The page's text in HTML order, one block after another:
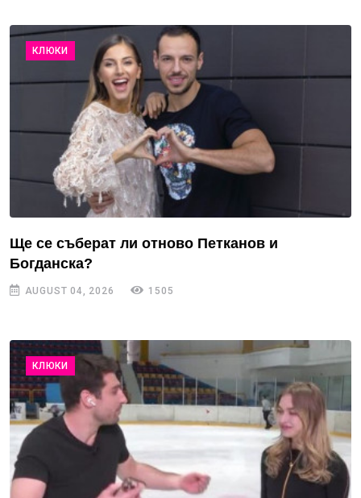
КЛЮКИ
Ще се съберат ли отново Петканов и
Богданска?
AUGUST 04, 2026 1505
КЛЮКИ